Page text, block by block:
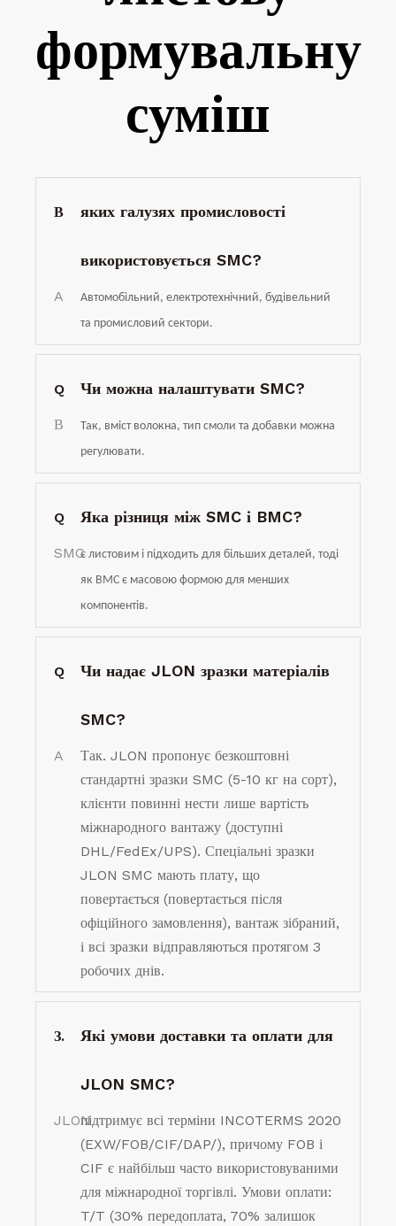
формувальну
суміш
В яких галузях промисловості
використовується SMC?
A
Автомобільний, електротехнічний, будівельний
та промисловий сектори.
Q Чи можна налаштувати SMC?
В
Так, вміст волокна, тип смоли та добавки можна
регулювати.
Q Яка різниця між SMC і BMC?
SMCє листовим і підходить для більших деталей, тоді
як BMC є масовою формою для менших
компонентів.
Q Чи надає JLON зразки матеріалів
SMC?
A
Так. JLON пропонує безкоштовні
стандартні зразки SMC (5-10 кг на сорт),
клієнти повинні нести лише вартість
міжнародного вантажу (доступні
DHL/FedEx/UPS). Спеціальні зразки
JLON SMC мають плату, що
повертається (повертається після
офіційного замовлення), вантаж зібраний,
і всі зразки відправляються протягом 3
робочих днів.
З. Які умови доставки та оплати для
JLON SMC?
JLONпідтримує всі терміни INCOTERMS 2020
(EXW/FOB/CIF/DAP/), причому FOB і
CIF є найбільш часто використовуваними
для міжнародної торгівлі. Умови оплати:
T/T (30% передоплата, 70% залишок